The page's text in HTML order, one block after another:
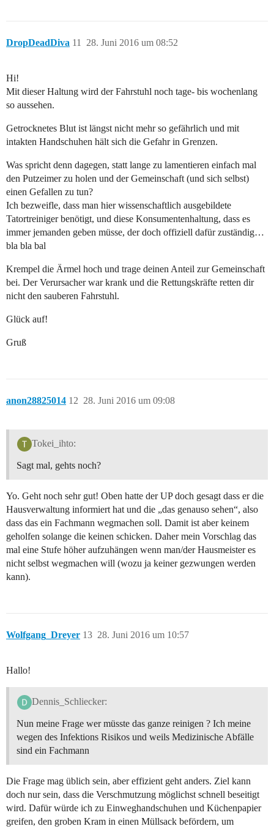
DropDeadDiva 28. Juni 2016 um 08:52
11
Hi!
Mit dieser Haltung wird der Fahrstuhl noch tage- bis wochenlang
so aussehen.
Getrocknetes Blut ist längst nicht mehr so gefährlich und mit
intakten Handschuhen hält sich die Gefahr in Grenzen.
Was spricht denn dagegen, statt lange zu lamentieren einfach mal
den Putzeimer zu holen und der Gemeinschaft (und sich selbst)
einen Gefallen zu tun?
Ich bezweifle, dass man hier wissenschaftlich ausgebildete
Tatortreiniger benötigt, und diese Konsumentenhaltung, dass es
immer jemanden geben müsse, der doch offiziell dafür zuständig…
bla bla bal
Krempel die Ärmel hoch und trage deinen Anteil zur Gemeinschaft
bei. Der Verursacher war krank und die Rettungskräfte retten dir
nicht den sauberen Fahrstuhl.
Glück auf!
Gruß
anon28825014 28. Juni 2016 um 09:08
12
Tokei_ihto:
Sagt mal, gehts noch?
Yo. Geht noch sehr gut! Oben hatte der UP doch gesagt dass er die
Hausverwaltung informiert hat und die „das genauso sehen“, also
dass das ein Fachmann wegmachen soll. Damit ist aber keinem
geholfen solange die keinen schicken. Daher mein Vorschlag das
mal eine Stufe höher aufzuhängen wenn man/der Hausmeister es
nicht selbst wegmachen will (wozu ja keiner gezwungen werden
kann).
Wolfgang_Dreyer 28. Juni 2016 um 10:57
13
Hallo!
Dennis_Schliecker:
Nun meine Frage wer müsste das ganze reinigen ? Ich meine
wegen des Infektions Risikos und weils Medizinische Abfälle
sind ein Fachmann
Die Frage mag üblich sein, aber effizient geht anders. Ziel kann
doch nur sein, dass die Verschmutzung möglichst schnell beseitigt
wird. Dafür würde ich zu Einweghandschuhen und Küchenpapier
greifen, den groben Kram in einen Müllsack befördern, um